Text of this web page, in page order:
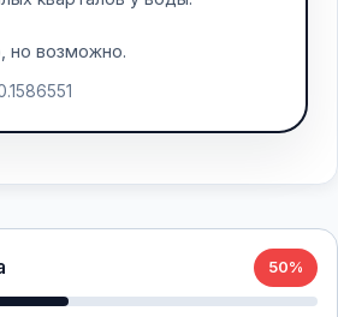
но возможно.
50%